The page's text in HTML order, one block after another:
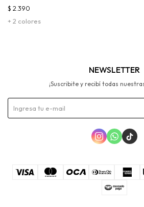
+ 2 colores
$ 2.390
NEWSLETTER
¡Suscribite y recibí todas
  